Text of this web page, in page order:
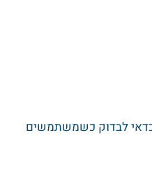
כדאי לבדוק כשמשתמשים